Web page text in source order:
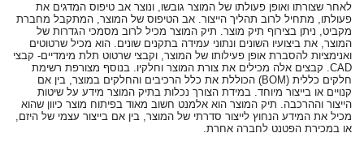
לאחר שצורתו ואופן פעולתו של המוצר גובשו, ונוצר אב טיפוס המדגים את
פעולתו, מתחיל לרוב תהליך הייצור. אב הטיפוס של המוצר, המתקבל מחברת
מקביט, ניתן בצירוף תיק מוצר. תיק המוצר מכיל לרוב מסמכי הגדרות של
המוצר, את ביצועיו השונים ונתוני עמידה בתקנים שונים. הוא מכיל שרטוטים
ואנימציות להסברת אופן פעילותו של המוצר, וקבצי שרטוט תלת מימדיים- קבצי
CAD. קבצים אלה מכילים את צורת המוצר וחלקיו. בנוסף מצורפת רשימת
חלקים כללית (BOM) הכוללת את כלל הרכיבים והחלקים במוצר, בין אם
קנויים או בייצור מיוחד. במידת הצורך נכלות בתיק המוצר מידע על שיטות
הייצור וההרכבה. תיק המוצר הוא אלמנט חשוב מאוד בפיתוח מוצר כיוון שהוא
מכיל את המידע הנחוץ לייצור סדרתי של המוצר, בין אם בייצור עצמי של היזם,
או במכירת הפטנט לחברה אחרת.